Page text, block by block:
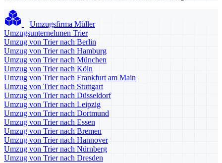
Umzugsfirma Müller
Umzugsunternehmen Trier
Umzug von Trier nach Berlin
Umzug von Trier nach Hamburg
Umzug von Trier nach München
Umzug von Trier nach Köln
Umzug von Trier nach Frankfurt am Main
Umzug von Trier nach Stuttgart
Umzug von Trier nach Düsseldorf
Umzug von Trier nach Leipzig
Umzug von Trier nach Dortmund
Umzug von Trier nach Essen
Umzug von Trier nach Bremen
Umzug von Trier nach Hannover
Umzug von Trier nach Nürnberg
Umzug von Trier nach Dresden